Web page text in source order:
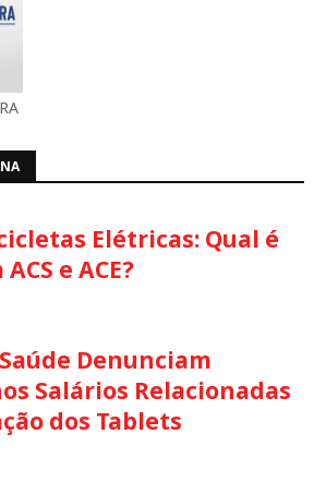
Elétricas: Qual é
e ACE?
Denunciam
Salários Relacionadas
dos Tablets